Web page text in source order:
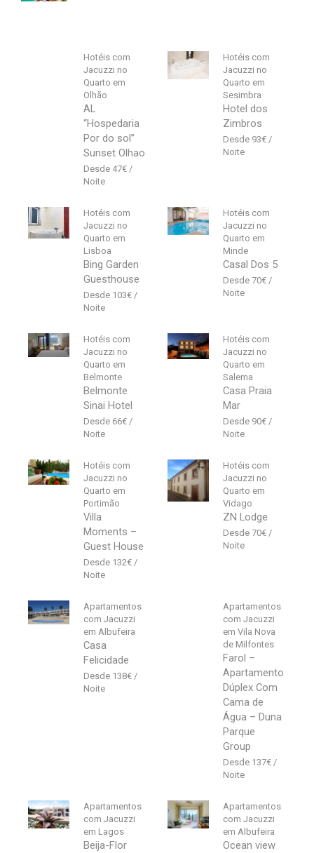
Hotéis com
Jacuzzi no
Quarto em
Olhão
AL
“Hospedaria
Por do sol”
Sunset Olhao
47€
Hotéis com
Jacuzzi no
Quarto em
Sesimbra
Hotel dos
Zimbros
93€
Hotéis com
Jacuzzi no
Quarto em
Lisboa
Bing Garden
Guesthouse
103€
Hotéis com
Jacuzzi no
Quarto em
Minde
Casal Dos 5
70€
Hotéis com
Jacuzzi no
Quarto em
Belmonte
Belmonte
Sinai Hotel
66€
Hotéis com
Jacuzzi no
Quarto em
Salema
Casa Praia
Mar
90€
Hotéis com
Jacuzzi no
Quarto em
Portimão
Villa
Moments –
Guest House
132€
Hotéis com
Jacuzzi no
Quarto em
Vidago
ZN Lodge
70€
Apartamentos
com Jacuzzi
em Albufeira
Casa
Felicidade
138€
Apartamentos
com Jacuzzi
em Vila Nova
de Milfontes
Farol –
Apartamento
Dúplex Com
Cama de
Água – Duna
Parque
Group
137€
Apartamentos
com Jacuzzi
em Lagos
Beija-Flor
Apartamentos
com Jacuzzi
em Albufeira
Ocean view